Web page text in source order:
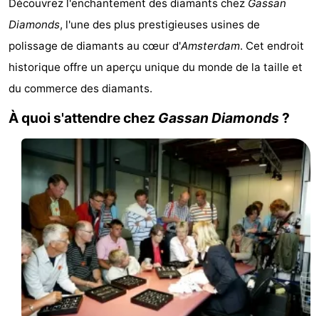
d'hôtes
Chaumières
-
Het
Amsterdamse
Bos
-
Spaarnwoude
Hôtels
Last
minutes
Musées
Attractions
Choses
faire
Lieux
d'intérêt
Découvrez l'enchantement des diamants chez Gassan
Diamonds, l'une des plus prestigieuses usines de
polissage de diamants au cœur d'Amsterdam. Cet endroit
historique offre un aperçu unique du monde de la taille et
du commerce des diamants.
À quoi s'attendre chez Gassan Diamonds?